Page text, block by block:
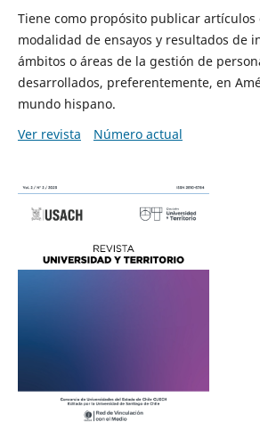
Tiene como propósito publicar
modalidad de ensayos y resultados de
ámbitos o áreas de la gestión de
desarrollados, preferentemente, en
mundo hispano.
Ver revista
Número actual